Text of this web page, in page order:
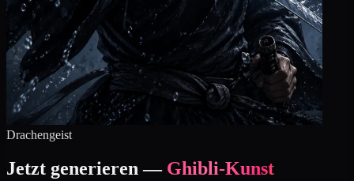
Drachengeist
Jetzt generieren — Ghibli-Kunst